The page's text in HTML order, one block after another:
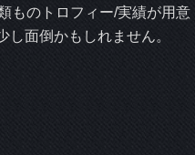
ものトロフィー/実績が用意
し面倒かもしれません。